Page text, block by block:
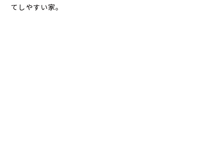
てしやすい家。